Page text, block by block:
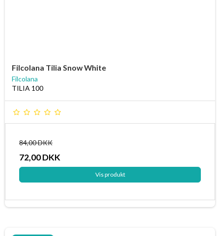
Filcolana Tilia Snow White
Filcolana
TILIA 100
84,00 DKK
72,00 DKK
Vis produkt